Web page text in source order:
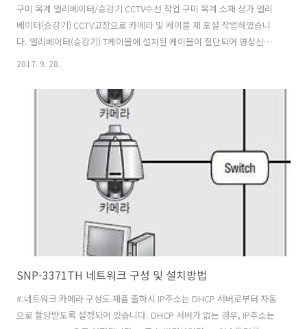
구미 옥계 엘리베이터/승강기 CCTV수선 작업 구미 옥계 소재 상가 엘리
베이터(승강기) CCTV고장으로 카메라 및 케이블 재 포설 작업하였습니
다. 엘리베이터(승강기) T케이블에 설치된 케이블이 절단되어 영상신호
가 나오지 않았습니다. 기존 포설 된 케이블이 노후화되어 엘리베이터 T
강기) T케이블이 계속 움직이므로 CCTV용 케이블(RG59)을 포설시 고려
해야 할 사항이 아주 많습니다. 그냥 포설하면 되겠지 하면 심각한 문제
를 야기될 수 있습니다. 승강기 안전을 위해서는 필히 전문가와 상담을
통해서 설치작업을 하시길 바랍니다. CCTV전문점 청운네트웍스 상담 전
화 054) 463-9110 @엘리베이터CCTV업체,@구미CCTV설치,@청운네
2017. 9. 28.
SNP-3371TH 네트워크 구성 및 설치방법
#.네트워크 카메라 구성도 제품 출하시 IP주소는 DHCP 서버로부터 자동
으로 할당받도록 설정되어 있습니다. DHCP 서버가 없는 경우, IP주소는